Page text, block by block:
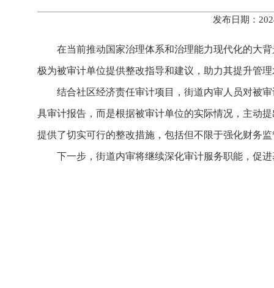
发布日期：
在当前推动国家治理体系和治理能力现代化的大
极为被审计单位提供整改指导和建议，助力其提升管
结合社区经济责任审计项目，街道内审人员对被
具审计报告，而是根据被审计单位的实际情况，主动
提供了切实可行的整改措施，包括但不限于强化财务
下一步，街道内审将继续深化审计服务职能，促